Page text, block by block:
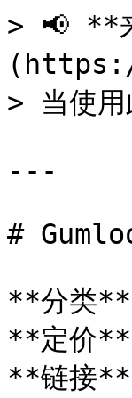
> 📢 **
> 当使
---
#
**分类
**定价
**链接